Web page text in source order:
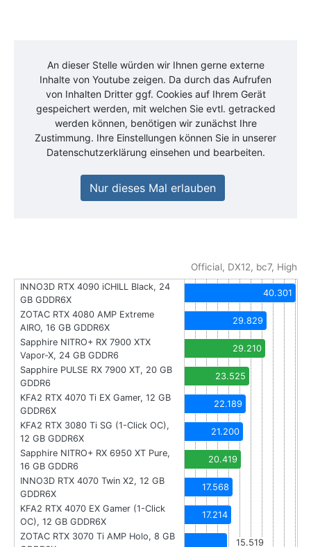
An dieser Stelle würden wir Ihnen gerne externe
Inhalte von Youtube zeigen. Da durch das Aufrufen
von Inhalten Dritter ggf. Cookies auf Ihrem Gerät
gespeichert werden, mit welchen Sie evtl. getracked
werden können, benötigen wir zunächst Ihre
Zustimmung. Ihre Einstellungen können Sie in unserer
Datenschutzerklärung einsehen und bearbeiten.
Nur dieses Mal erlauben
Official, DX12, bc7, High
INNO3D RTX 4090 iCHILL Black, 24
GB GDDR6X
40.301
ZOTAC RTX 4080 AMP Extreme
AIRO, 16 GB GDDR6X
29.829
Sapphire NITRO+ RX 7900 XTX
Vapor-X, 24 GB GDDR6
29.210
Sapphire PULSE RX 7900 XT, 20 GB
GDDR6
23.525
KFA2 RTX 4070 Ti EX Gamer, 12 GB
GDDR6X
22.189
KFA2 RTX 3080 Ti SG (1-Click OC),
12 GB GDDR6X
21.200
Sapphire NITRO+ RX 6950 XT Pure,
16 GB GDDR6
20.419
INNO3D RTX 4070 Twin X2, 12 GB
GDDR6X
17.568
KFA2 RTX 4070 EX Gamer (1-Click
OC), 12 GB GDDR6X
17.214
ZOTAC RTX 3070 Ti AMP Holo, 8 GB
15.519